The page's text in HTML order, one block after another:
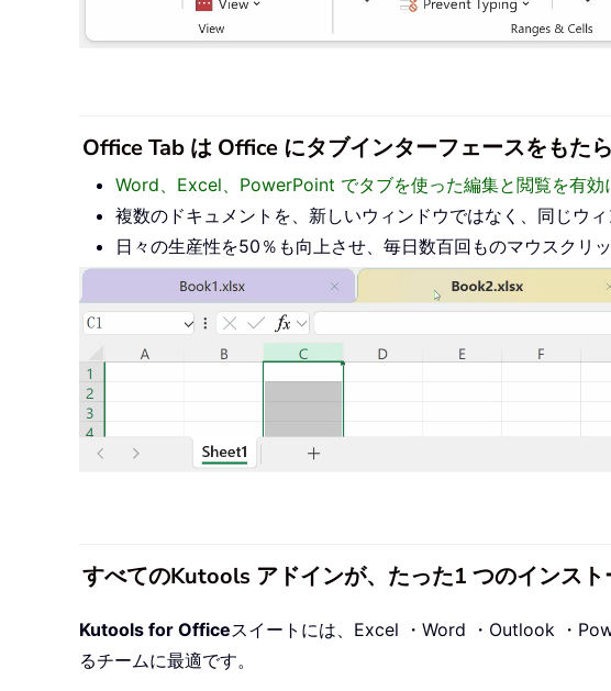
Office Tab は Office にタブインターフェースをもた
Word、Excel、PowerPoint でタブを使った編集と閲覧を有効
複数のドキュメントを、新しいウィンドウではなく、同じウ
日々の生産性を50％も向上させ、毎日数百回ものマウスクリ
すべてのKutools アドインが、たった1 つのインスト
Kutools for Officeスイートには、Excel ・Word ・Outlook ・
るチームに最適です。